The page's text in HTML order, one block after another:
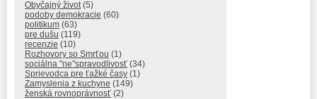
Obyčajný život (5)
podoby demokracie (60)
politikum (63)
pre dušu (119)
recenzie (10)
Rozhovory so Smrťou (1)
sociálna "ne"spravodlivosť (34)
Sprievodca pre ťažké časy (1)
Zamyslenia z kuchyne (149)
ženská rovnoprávnosť (2)